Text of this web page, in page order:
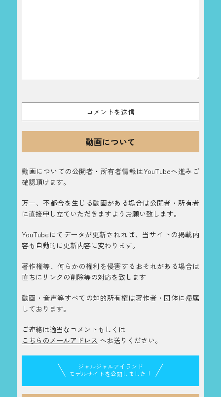
動画について
動画についての公開者・所有者情報はYouTubeへ進みご
確認頂けます。
万一、不都合を生じる動画がある場合は公開者・所有者
に直接申し立ていただきますようお願い致します。
YouTubeにてデータが更新されれば、当サイトの掲載内
容も自動的に更新内容に変わります。
著作権等、何らかの権利を侵害するおそれがある場合は
直ちにリンクの削除等の対応を致します
動画・音声等すべての知的所有権は著作者・団体に帰属
しております。
ご連絡は適当なコメントもしくは
こちらのメールアドレス へお送りください。
ジャルジャルアイランド
モデルサイトを公開しました！